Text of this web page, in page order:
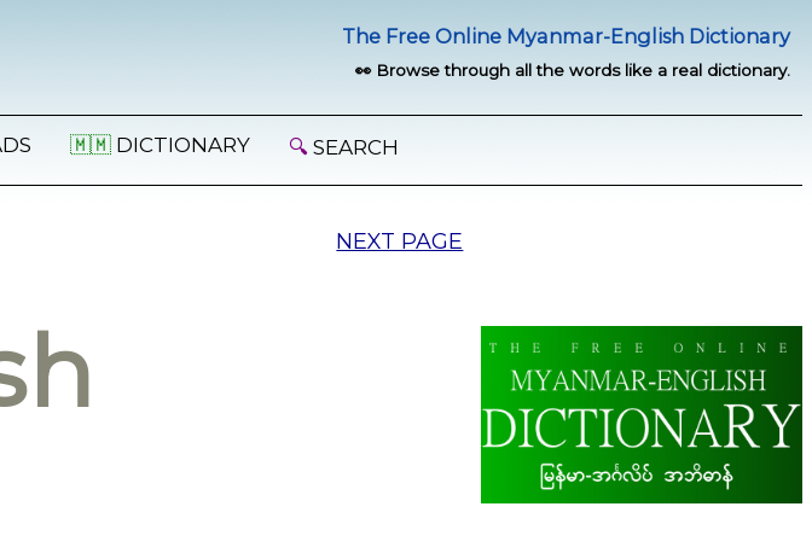
The Free Online Myanmar-English Dictionary
👀 Browse through all the words like a real dictionary.
🇲🇲 DICTIONARY 🔍 SEARCH
NEXT PAGE